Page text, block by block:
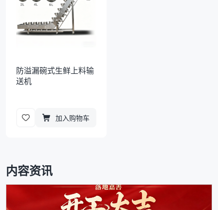
防溢漏碗式生鲜上料输
送机
加入购物车
内容资讯